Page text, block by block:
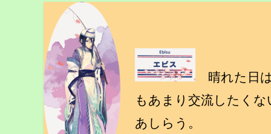
晴れた日は
もあまり交流したく
あしらう。